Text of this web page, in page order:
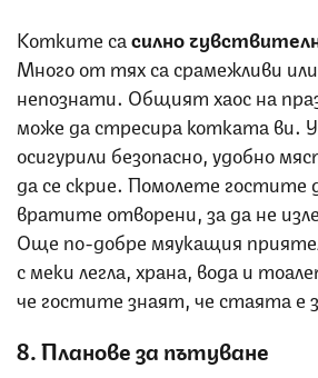
Котките сасилно
Много от тях са срамежливи
непознати. Общият хаос на
може да стресира котката ви.
осигурили безопасно, удобно
да се скрие. Помолете гостите
вратите отворени, за да не
Още по-добре мяукащия
с меки легла, храна, вода и
че гостите знаят, че стаята е
8. Планове за пътуване